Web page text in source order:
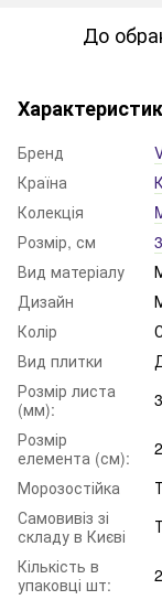
До
Бренд
Країна
Колекція
Розмір, см
Вид матеріалу
Дизайн
Колір
Вид плитки
Розмір листа
(мм):
Розмір
елемента (см):
Морозостійка
Самовивіз зі
складу в Києві
Кількість в
упаковці шт: